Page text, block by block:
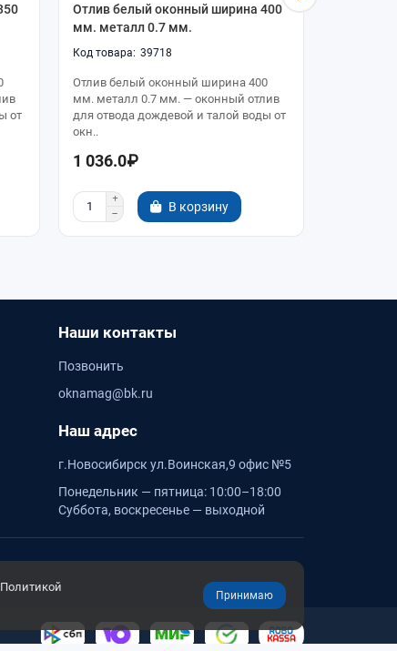
от
Отлив белый оконный ширина 400
мм. металл 0.7 мм.
39718
Отлив белый оконный ширина 400
мм. металл 0.7 мм. — оконный отлив
для отвода дождевой и талой воды от
окн..
1 036.0₽
В корзину
Принимаю
Наши контакты
Позвонить
oknamag@bk.ru
Наш адрес
г.Новосибирск ул.Воинская,9 офис №5
Понедельник — пятница: 10:00–18:00
Суббота, воскресенье — выходной